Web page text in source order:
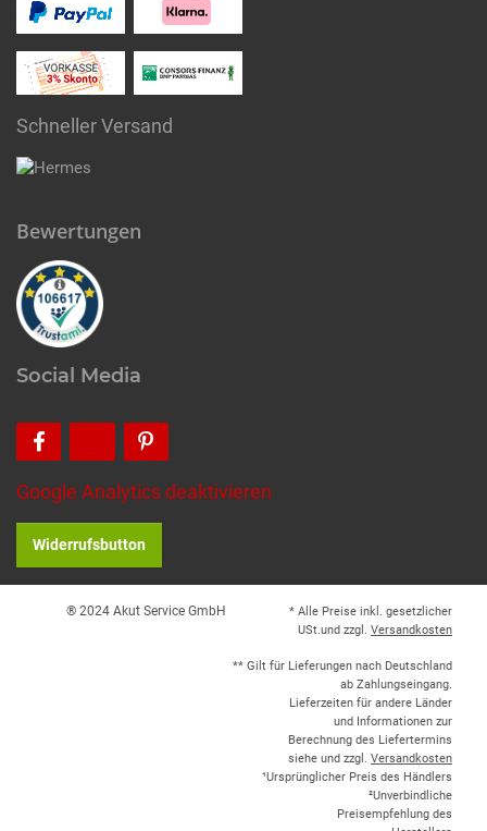
Schneller Versand
Bewertungen
Social Media
Google Analytics deaktivieren
Widerrufsbutton
® 2024 Akut Service GmbH
* Alle Preise inkl. gesetzlicher
USt.und zzgl. Versandkosten
** Gilt für Lieferungen nach Deutschland
ab Zahlungseingang.
Lieferzeiten für andere Länder
und Informationen zur
Berechnung des Liefertermins
siehe und zzgl. Versandkosten
¹Ursprünglicher Preis des Händlers
²Unverbindliche
Preisempfehlung des